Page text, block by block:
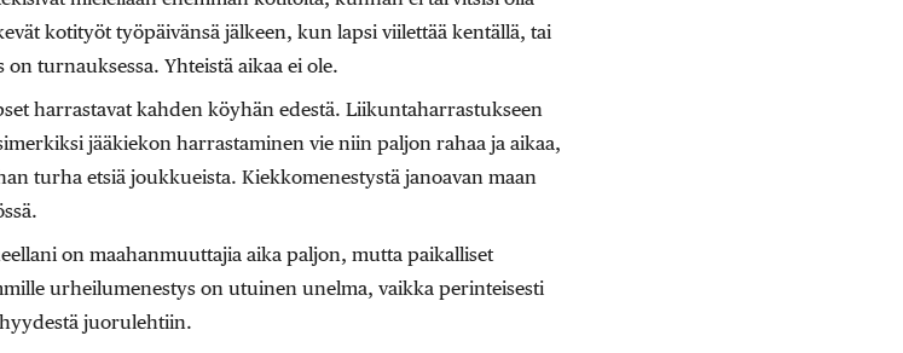
kotityöt työpäivänsä jälkeen, kun lapsi viilettää kentällä, tai
turnauksessa. Yhteistä aikaa ei ole.
harrastavat kahden köyhän edestä. Liikuntaharrastukseen
jääkiekon harrastaminen vie niin paljon rahaa ja aikaa,
turha etsiä joukkueista. Kiekkomenestystä janoavan maan
on maahanmuuttajia aika paljon, mutta paikalliset
urheilumenestys on utuinen unelma, vaikka perinteisesti
juorulehtiin.